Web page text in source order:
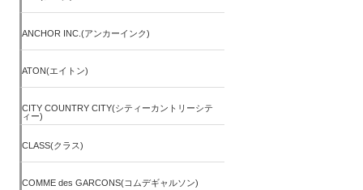
ANCHOR INC.(アンカーインク)
ATON(エイトン)
CITY COUNTRY CITY(シティーカントリーシテ
ィー)
CLASS(クラス)
COMME des GARCONS(コムデギャルソン)